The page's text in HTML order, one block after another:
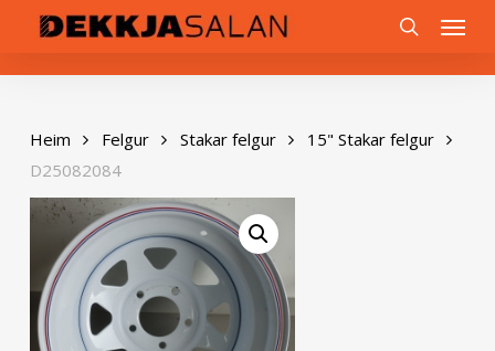
content
Menu
Heim Felgur Stakar felgur
15" Stakar felgur
D25082084